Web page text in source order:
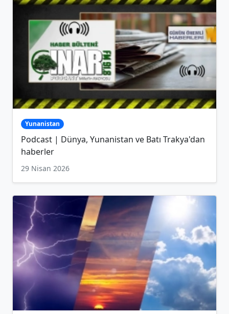
Yunanistan
Podcast | Dünya, Yunanistan ve Batı Trakya'dan
haberler
29 Nisan 2026